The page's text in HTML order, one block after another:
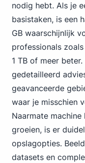
nodig hebt. Als je
basistaken, is een
GB waarschijnlijk
professionals
1 TB of meer
gedetailleerd
geavanceerde
waar je misschien
Naarmate
groeien, is er
opslagopties.
datasets en